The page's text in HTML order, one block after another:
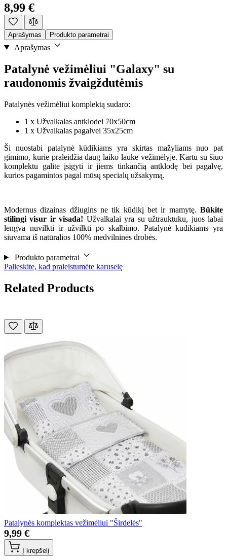
8,99 €
Aprašymas Produkto parametrai
Aprašymas
Patalynė vežimėliui "Galaxy" su
raudonomis žvaigždutėmis
Patalynės vežimėliui komplektą sudaro:
1 x Užvalkalas antklodei 70x50cm
1 x Užvalkalas pagalvei 35x25cm
Ši nuostabi patalynė kūdikiams yra skirtas mažyliams nuo pat
gimimo, kurie praleidžia daug laiko lauke vežimėlyje. Kartu su šiuo
komplektu galite įsigyti ir jiems tinkančią antklodę bei pagalvę,
kurios pagamintos pagal mūsų specialų užsakymą.
Modernus dizainas džiugins ne tik kūdikį bet ir mamytę. Būkite
stilingi visur ir visada! Užvalkalai yra su užtrauktuku, juos labai
lengva nuvilkti ir užvilkti po skalbimo. Patalynė kūdikiams yra
siuvama iš natūralios 100% medvilninės drobės.
Produkto parametrai
Palieskite, kad praleistumėte karuselę
Related Products
Patalynės komplektas vežimėliui "Širdelės"
9,99 €
Į krepšelį